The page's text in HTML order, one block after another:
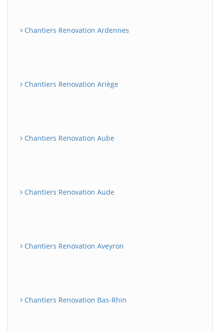
Chantiers Renovation Ardennes
Chantiers Renovation Ariège
Chantiers Renovation Aube
Chantiers Renovation Aude
Chantiers Renovation Aveyron
Chantiers Renovation Bas-Rhin